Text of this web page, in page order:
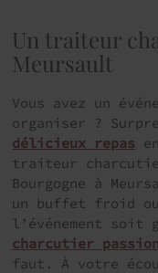
Un traiteur
Meursault
Vous avez un
organiser ?
délicieux repas
traiteur
Bourgogne à
un buffet froid ou
l’événement
charcutier
faut. À votre